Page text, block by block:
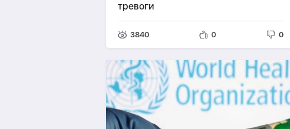
тревоги
3840 0 0